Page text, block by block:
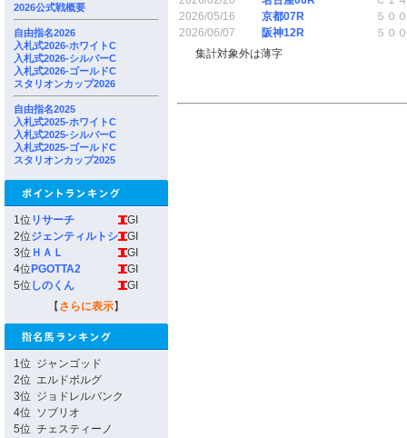
2026公式戦概要
自由指名2026
入札式2026-ホワイトC
入札式2026-シルバーC
入札式2026-ゴールドC
スタリオンカップ2026
自由指名2025
入札式2025-ホワイトC
入札式2025-シルバーC
入札式2025-ゴールドC
スタリオンカップ2025
1位 リサーチ
GI
2位ジェンティルトシ
GI
3位 ＨＡＬ
GI
4位 PGOTTA2
GI
5位 しのくん
GI
【 さらに表示】
1位 ジャンゴッド
2位 エルドボルグ
3位 ジョドレルバンク
4位 ソブリオ
5位 チェスティーノ
2026/05/16
京都07R
５０
2026/06/07
阪神12R
５０
集計対象外は薄字